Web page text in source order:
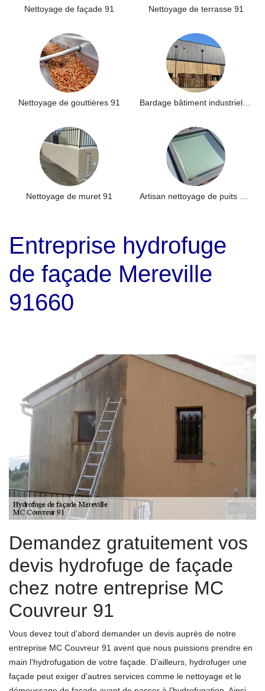
Nettoyage de façade 91 Nettoyage de terrasse 91
Nettoyage de gouttières 91
Nettoyage de muret 91
Entreprise hydrofuge
de façade Mereville
91660
Demandez gratuitement vos
devis hydrofuge de façade
chez notre entreprise MC
Couvreur 91
Vous devez tout d’abord demander un devis auprès de notre
entreprise MC Couvreur 91 avent que nous puissions prendre en
main l’hydrofugation de votre façade. D’ailleurs, hydrofuger une
façade peut exiger d’autres services comme le nettoyage et le